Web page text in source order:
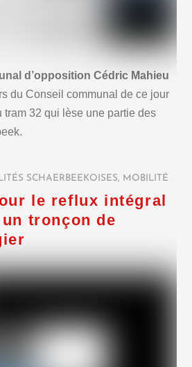
d’opposition Cédric Mahieu
du Conseil communal de ce jour
tram 32 qui lèse une partie des
SCHAERBEEKOISES, MOBILITÉ
le reflux intégral
tronçon de